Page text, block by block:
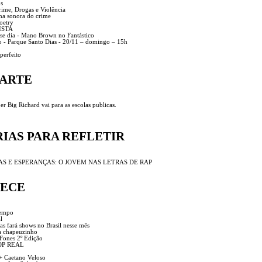
Drogas e Violência
sonora do crime
dia - Mano Brown no Fantástico
- Parque Santo Dias - 20/11 – domingo – 15h
Big Richard vai para as escolas publicas.
PARA REFLETIR
E ESPERANÇAS: O JOVEM NAS LETRAS DE RAP
fará shows no Brasil nesse mês
chapeuzinho
2º Edição
REAL
Caetano Veloso